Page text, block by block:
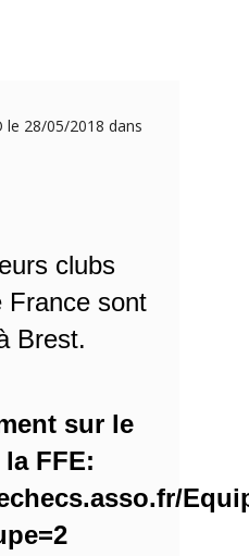
le 28/05/2018 dans
clubs
France sont
Brest.
sur le
FFE: